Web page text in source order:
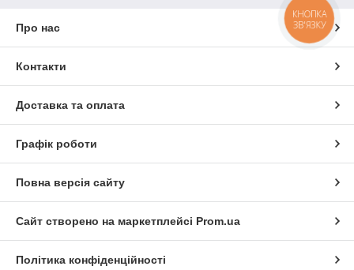
Про нас
Контакти
Доставка та оплата
Графік роботи
Повна версія сайту
Сайт створено на маркетплейсі Prom.ua
Політика конфіденційності
КНОПКА
ЗВ'ЯЗКУ